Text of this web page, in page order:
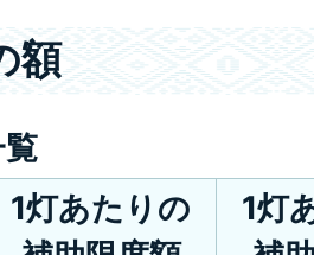
額
1灯あたりの
1灯